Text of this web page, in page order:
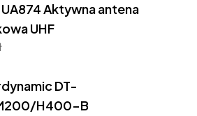
UA874 Aktywna antena
UHF
DT-
H400-B